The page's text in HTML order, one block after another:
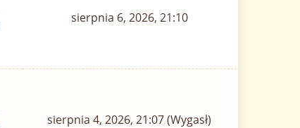
sierpnia 6, 2026, 21:10
sierpnia 4, 2026, 21:07 (Wygasł)